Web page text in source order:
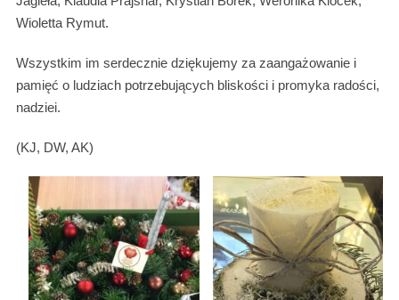
Wioletta Rymut.
Wszystkim im serdecznie dziękujemy za zaangażowanie i
pamięć o ludziach potrzebujących bliskości i promyka radości,
nadziei.
(KJ, DW, AK)